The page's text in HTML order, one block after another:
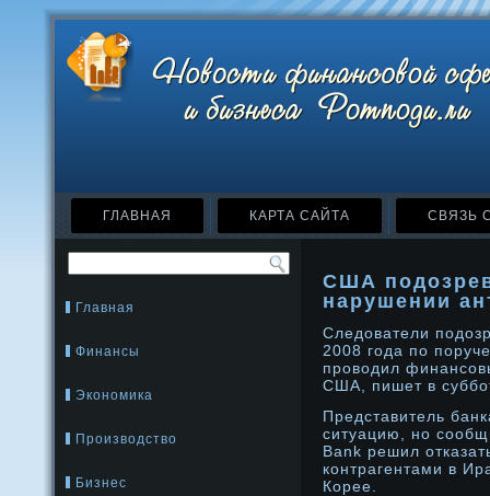
ГЛАВНАЯ КАРТА САЙТА СВЯЗЬ
Главная
Финансы
Экономика
Производство
Бизнес
США
нарушении
Следователи
2008 года по
проводил
США, пишет в
Представитель
ситуацию, но
Bank решил
контрагентами в
Корее.